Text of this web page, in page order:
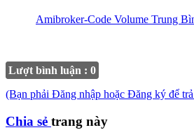
Amibroker-Code Volume Trung
Lượt bình luận : 0
(Bạn phải Đăng nhập hoặc Đăng ký để
Chia sẻ trang này